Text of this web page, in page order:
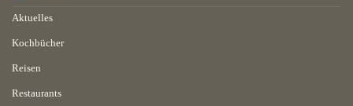
Aktuelles
Kochbücher
Reisen
Restaurants